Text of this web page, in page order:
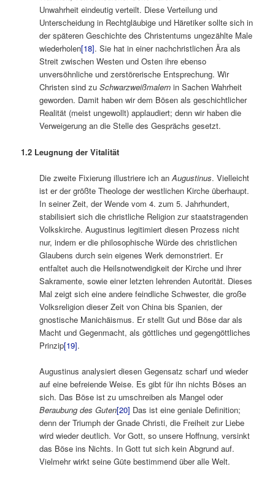
Unwahrheit eindeutig verteilt. Diese Verteilung und
Unterscheidung in Rechtgläubige und Häretiker sollte sich in
der späteren Geschichte des Christentums ungezählte Male
wiederholen[18]. Sie hat in einer nachchristlichen Ära als
Streit zwischen Westen und Osten ihre ebenso
unversöhnliche und zerstörerische Entsprechung. Wir
Christen sind zuSchwarzweißmalern in Sachen Wahrheit
geworden. Damit haben wir dem Bösen als geschichtlicher
Realität (meist ungewollt) applaudiert; denn wir haben die
Verweigerung an die Stelle des Gesprächs gesetzt.
1.2 Leugnung der Vitalität
Die zweite Fixierung illustriere ich anAugustinus. Vielleicht
ist er der größte Theologe der westlichen Kirche überhaupt.
In seiner Zeit, der Wende vom 4. zum 5. Jahrhundert,
stabilisiert sich die christliche Religion zur staatstragenden
Volkskirche. Augustinus legitimiert diesen Prozess nicht
nur, indem er die philosophische Würde des christlichen
Glaubens durch sein eigenes Werk demonstriert. Er
entfaltet auch die Heilsnotwendigkeit der Kirche und ihrer
Sakramente, sowie einer letzten lehrenden Autorität. Dieses
Mal zeigt sich eine andere feindliche Schwester, die große
Volksreligion dieser Zeit von China bis Spanien, der
gnostische Manichäismus. Er stellt Gut und Böse dar als
Macht und Gegenmacht, als göttliches und gegengöttliches
Prinzip[19].
Augustinus analysiert diesen Gegensatz scharf und wieder
auf eine befreiende Weise. Es gibt für ihn nichts Böses an
sich. Das Böse ist zu umschreiben als Mangel oder
Beraubung des Guten[20] Das ist eine geniale Definition;
denn der Triumph der Gnade Christi, die Freiheit zur Liebe
wird wieder deutlich. Vor Gott, so unsere Hoffnung, versinkt
das Böse ins Nichts. In Gott tut sich kein Abgrund auf.
Vielmehr wirkt seine Güte bestimmend über alle Welt.